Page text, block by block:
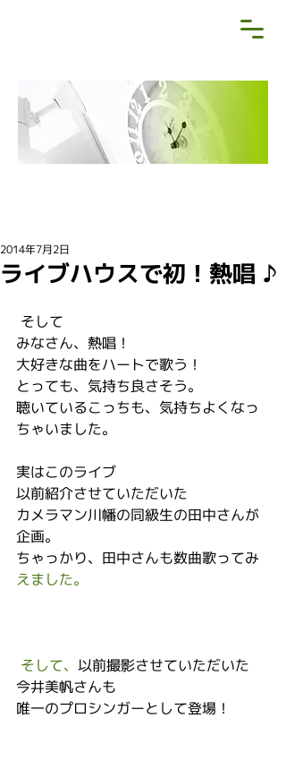
ライブハウスで初！熱唱 ♪
2014年7月2日
そして
みなさん、熱唱！
大好きな曲をハートで歌う！
とっても、気持ち良さそう。
聴いているこっちも、気持ちよくなっ
ちゃいました。
実はこのライブ
以前紹介させていただいた
カメラマン川幡の同級生の田中さんが
企画。
ちゃっかり、田中さんも数曲歌ってみ
えました。
そして、 以前撮影させていただいた
今井美帆さんも
唯一のプロシンガーとして登場！